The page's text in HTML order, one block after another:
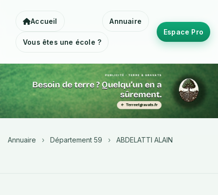
Accueil Annuaire
Vous êtes une école ?
Espace Pro
Annuaire › Département 59 › ABDELATTI ALAIN